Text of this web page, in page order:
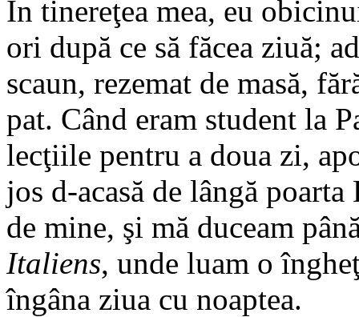
În tinereţea mea, eu
ori după ce să făcea ziuă;
scaun, rezemat de masă,
pat. Când eram student la
lecţiile pentru a doua zi,
jos d-acasă de lângă
de mine, şi mă duceam
Italiens, unde luam o
îngâna ziua cu noaptea.